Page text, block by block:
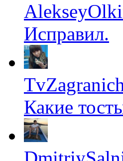
Исправил.
Какие